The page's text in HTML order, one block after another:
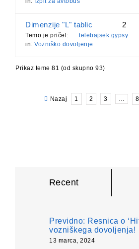
Dimenzije "L" tablic
Temo je pričel:
telebajsek.gypsy
in: Vozniško dovoljenje
2
Prikaz teme 81 (od skupno 93)
Nazaj 1 2 3 … 8
Recent
Previdno: Resnica o
vozniškega dovoljenja!
13 marca, 2024